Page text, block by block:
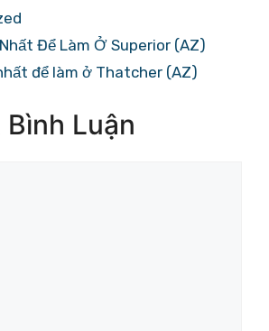
Để Làm Ở Superior (AZ)
để làm ở Thatcher (AZ)
Luận